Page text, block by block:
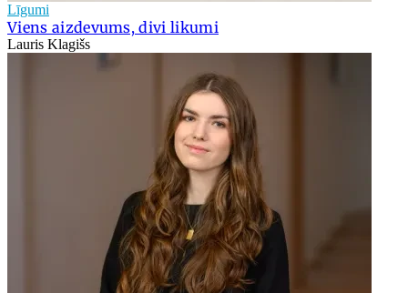
Līgumi
Viens aizdevums, divi likumi
Lauris Klagišs